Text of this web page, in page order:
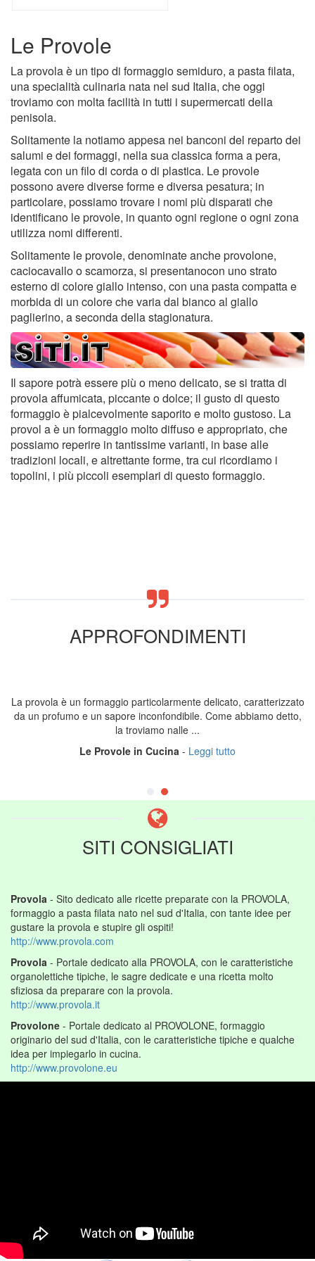
Le Provole
La provola è un tipo di formaggio semiduro, a pasta filata,
una specialità culinaria nata nel sud Italia, che oggi
troviamo con molta facilità in tutti i supermercati della
penisola.
Solitamente la notiamo appesa nei banconi del reparto dei
salumi e dei formaggi, nella sua classica forma a pera,
legata con un filo di corda o di plastica. Le provole
possono avere diverse forme e diversa pesatura; in
particolare, possiamo trovare i nomi più disparati che
identificano le provole, in quanto ogni regione o ogni zona
utilizza nomi differenti.
Solitamente le provole, denominate anche provolone,
caciocavallo o scamorza, si presentanocon uno strato
esterno di colore giallo intenso, con una pasta compatta e
morbida di un colore che varia dal bianco al giallo
paglierino, a seconda della stagionatura.
Il sapore potrà essere più o meno delicato, se si tratta di
provola affumicata, piccante o dolce; il gusto di questo
formaggio è pialcevolmente saporito e molto gustoso. La
provol a è un formaggio molto diffuso e appropriato, che
possiamo reperire in tantissime varianti, in base alle
tradizioni locali, e altrettante forme, tra cui ricordiamo i
topolini, i più piccoli esemplari di questo formaggio.
APPROFONDIMENTI
La provola è un formaggio particolarmente delicato, caratterizzato
da un profumo e un sapore inconfondibile. Come abbiamo detto,
la troviamo nalle ...
Le Provole in Cucina - Leggi tutto
SITI CONSIGLIATI
Provola - Sito dedicato alle ricette preparate con la PROVOLA,
formaggio a pasta filata nato nel sud d'Italia, con tante idee per
gustare la provola e stupire gli ospiti!
http://www.provola.com
Provola - Portale dedicato alla PROVOLA, con le caratteristiche
organolettiche tipiche, le sagre dedicate e una ricetta molto
sfiziosa da preparare con la provola.
http://www.provola.it
Provolone - Portale dedicato al PROVOLONE, formaggio
originario del sud d'Italia, con le caratteristiche tipiche e qualche
idea per impiegarlo in cucina.
http://www.provolone.eu